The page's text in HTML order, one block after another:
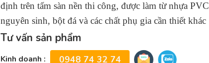
định trên tấm sàn nền thi công, được làm từ nhựa PVC
nguyên sinh, bột đá và các chất phụ gia cần thiết khác
Tư vấn sản phẩm
Kinh doanh : 0948 74 32 74